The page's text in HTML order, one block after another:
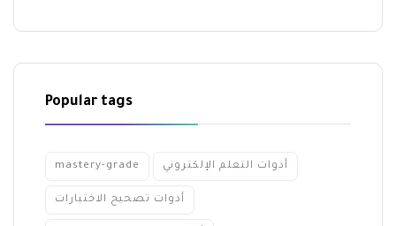
Popular tags
mastery-grade أدوات التعلم الإلكتروني
أدوات تصحيح الاختبارات